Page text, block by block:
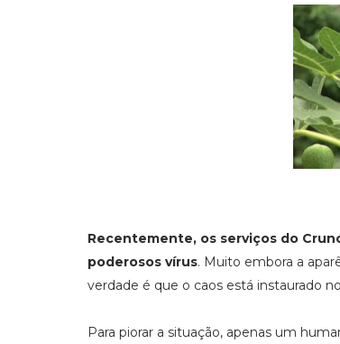
Recentemente, os serviços do
poderosos vírus. Muito embora a
verdade é que o caos está instaurado
Para piorar a situação, apenas um